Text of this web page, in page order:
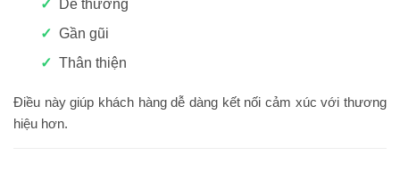
Dễ thương
Gần gũi
Thân thiện
Điều này giúp khách hàng dễ dàng kết nối cảm xúc với thương
hiệu hơn.